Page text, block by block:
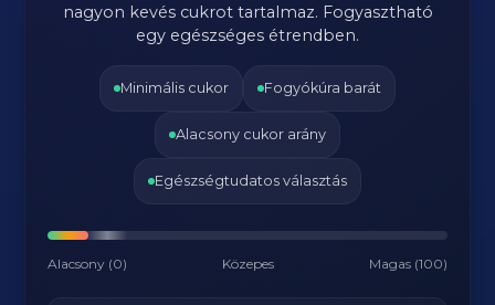
nagyon kevés cukrot tartalmaz. Fogyasztható
egy egészséges étrendben.
Minimális cukor Fogyókúra barát
Alacsony cukor arány
Egészségtudatos választás
Alacsony (0) Közepes Magas (100)